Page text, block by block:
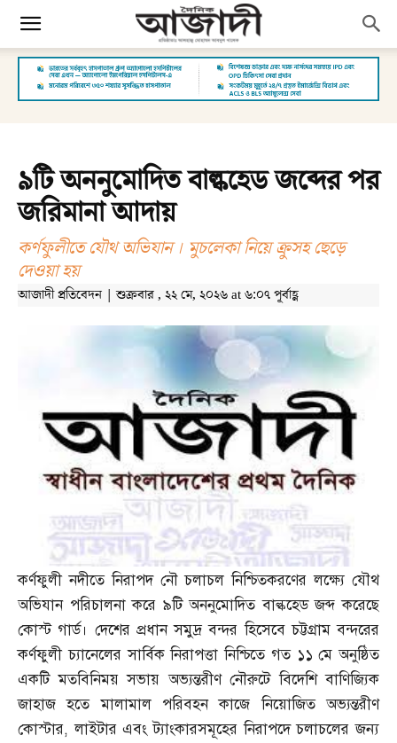
৯টি অননুমোদিত বাল্কহেড জব্দের পর
জরিমানা আদায়
কর্ণফুলীতে যৌথ অভিযান । মুচলেকা নিয়ে ক্রুসহ ছেড়ে
দেওয়া হয়
আজাদী প্রতিবেদন | শুক্রবার , ২২ মে, ২০২৬ at ৬:০৭ পূর্বাহ্ণ
কর্ণফুলী নদীতে নিরাপদ নৌ চলাচল নিশ্চিতকরণের লক্ষ্যে যৌথ
অভিযান পরিচালনা করে ৯টি অননুমোদিত বাল্কহেড জব্দ করেছে
কোস্ট গার্ড। দেশের প্রধান সমুদ্র বন্দর হিসেবে চট্টগ্রাম বন্দরের
কর্ণফুলী চ্যানেলের সার্বিক নিরাপত্তা নিশ্চিতে গত ১১ মে অনুষ্ঠিত
একটি মতবিনিময় সভায় অভ্যন্তরীণ নৌরুটে বিদেশি বাণিজ্যিক
জাহাজ হতে মালামাল পরিবহন কাজে নিয়োজিত অভ্যন্তরীণ
কোস্টার,লাইটার এবং ট্যাংকারসমূহের নিরাপদে চলাচলের জন্য